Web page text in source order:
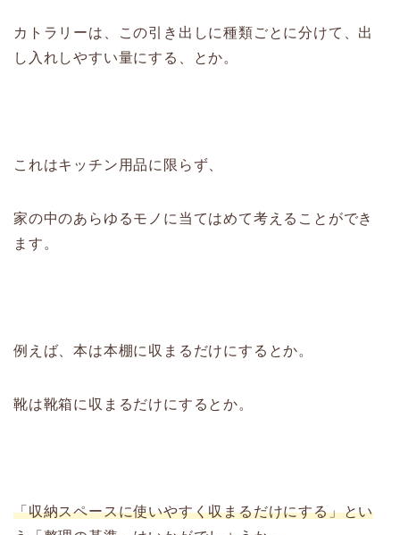
カトラリーは、この引き出しに種類ごとに分けて、出
し入れしやすい量にする、とか。
これはキッチン用品に限らず、
家の中のあらゆるモノに当てはめて考えることができ
ます。
例えば、本は本棚に収まるだけにするとか。
靴は靴箱に収まるだけにするとか。
「収納スペースに使いやすく収まるだけにする」とい